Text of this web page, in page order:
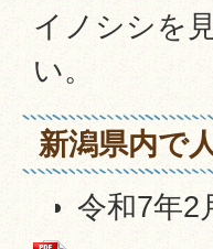
イノシシを
い。
新潟県内で
令和7年2